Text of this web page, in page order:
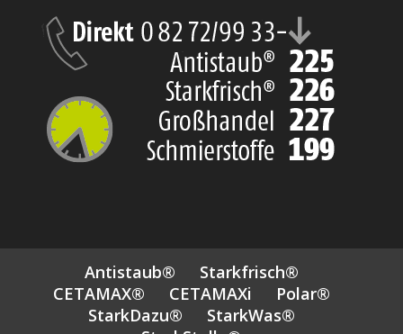
Antistaub®
Starkfrisch®
CETAMAX®
CETAMAXi
Polar®
StarkDazu®
StarkWas®